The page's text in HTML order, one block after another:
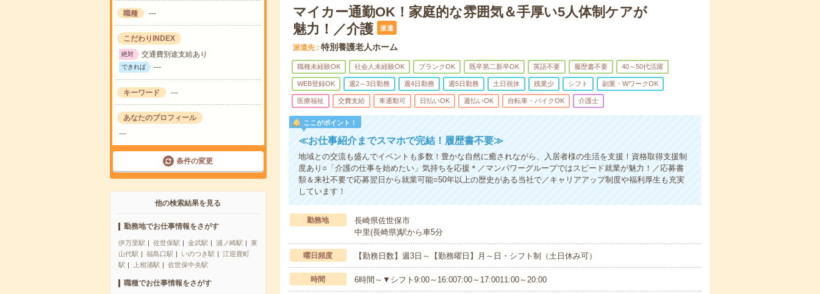
職種 ---
こだわりINDEX
絶対 交通費別途支給あり
できれば ---
キーワード ---
あなたのプロフィール
---
条件の変更
他の検索結果を見る
勤務地でお仕事情報をさがす
伊万里駅 佐世保駅 金武駅 浦ノ崎駅
東
山代駅
福島口駅 いのつき駅
江迎鹿町
駅
上相浦駅 佐世保中央駅
職種でお仕事情報をさがす
マイカー通勤OK！家庭的な雰囲気＆手厚い5人体制ケアが
魅力！／介護
派遣
派遣先 特別養護老人ホーム
職種未経験OK 社会人未経験OK ブランクOK 既卒第二新卒OK 英語不要 履歴書不要 40～50代活躍
WEB登録OK 週2～3日勤務 週4日勤務 週5日勤務 土日祝休 残業少 シフト 副業・WワークOK
医療福祉 交費支給 車通勤可 日払いOK 週払いOK 自転車・バイクOK 介護士
ここがポイント！
≪お仕事紹介までスマホで完結！履歴書不要≫
地域との交流も盛んでイベントも多数！豊かな自然に癒されながら、入居者様の生活を支援！資格取得支援制
度あり○「介護の仕事を始めたい」気持ちを応援＊／マンパワーグループではスピード就業が魅力！／応募書
類＆来社不要で応募翌日から就業可能○50年以上の歴史がある当社で／キャリアアップ制度や福利厚生も充実
しています！
勤務地
長崎県佐世保市
中里(長崎県)駅から車5分
曜日頻度 【勤務日数】週3日～【勤務曜日】月～日・シフト制（土日休み可）
時間 6時間～▼シフト9:00～16:007:00～17:0011:00～20:00